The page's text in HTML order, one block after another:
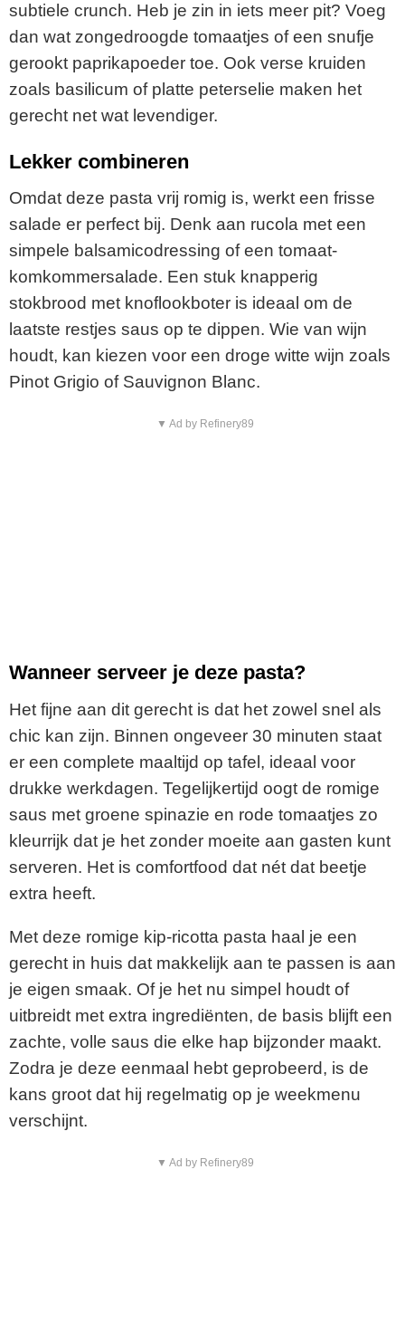
subtiele crunch. Heb je zin in iets meer pit? Voeg
dan wat zongedroogde tomaatjes of een snufje
gerookt paprikapoeder toe. Ook verse kruiden
zoals basilicum of platte peterselie maken het
gerecht net wat levendiger.
Lekker combineren
Omdat deze pasta vrij romig is, werkt een frisse
salade er perfect bij. Denk aan rucola met een
simpele balsamicodressing of een tomaat-
komkommersalade. Een stuk knapperig
stokbrood met knoflookboter is ideaal om de
laatste restjes saus op te dippen. Wie van wijn
houdt, kan kiezen voor een droge witte wijn zoals
Pinot Grigio of Sauvignon Blanc.
▼ Ad by Refinery89
Wanneer serveer je deze pasta?
Het fijne aan dit gerecht is dat het zowel snel als
chic kan zijn. Binnen ongeveer 30 minuten staat
er een complete maaltijd op tafel, ideaal voor
drukke werkdagen. Tegelijkertijd oogt de romige
saus met groene spinazie en rode tomaatjes zo
kleurrijk dat je het zonder moeite aan gasten kunt
serveren. Het is comfortfood dat nét dat beetje
extra heeft.
Met deze romige kip-ricotta pasta haal je een
gerecht in huis dat makkelijk aan te passen is aan
je eigen smaak. Of je het nu simpel houdt of
uitbreidt met extra ingrediënten, de basis blijft een
zachte, volle saus die elke hap bijzonder maakt.
Zodra je deze eenmaal hebt geprobeerd, is de
kans groot dat hij regelmatig op je weekmenu
verschijnt.
▼ Ad by Refinery89